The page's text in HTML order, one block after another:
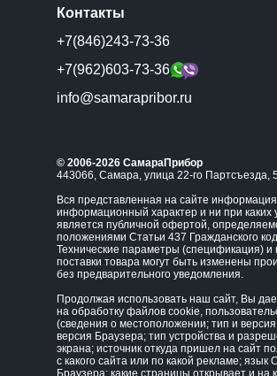
Контакты
+7(846)243-73-36
+7(962)603-73-36
info@samarapribor.ru
© 2006-2026 СамараПрибор
443066, Самара, улица 22-го Партсъезда,
Вся представленная на сайте
информационный характер и ни при каких
является публичной офертой,
положениями Статьи 437 Гражданского
Технические параметры (спецификация) и
поставки товара могут быть изменены
без предварительного уведомления.
Продолжая использовать наш сайт, Вы
на обработку файлов cookie,
(сведения о местоположении; тип и
версия Браузера; тип устройства и
экрана; источник откуда пришел на сайт
с какого сайта или по какой рекламе; язык
Браузера; какие страницы открывает и на